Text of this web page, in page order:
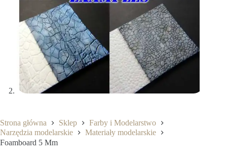
Strona główna Sklep
Farby i Modelarstwo
Narzędzia modelarskie
Materiały modelarskie
Foamboard 5 Mm